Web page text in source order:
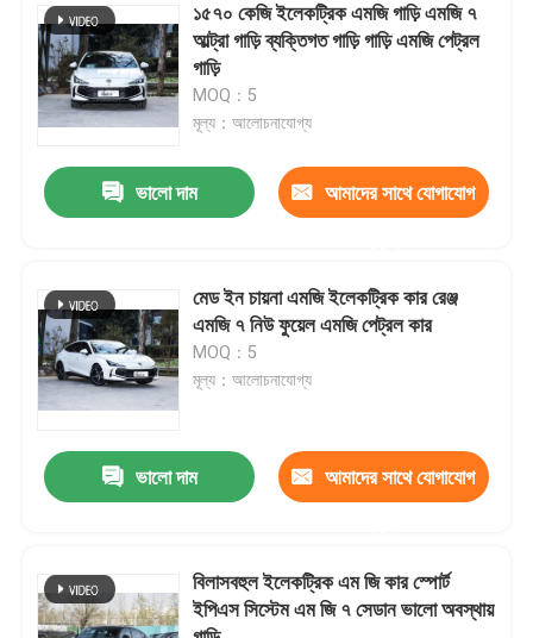
পণ্য
আমাদের সম্পর্কে
কারখানা ভ্রমণ
আমাদের সাথে যোগাযোগ করুন
খবর
উদ্ধৃতির জন্য আবেদন
পেট্রোলের গাড়ি
১৫৭০ কেজি ইলেকট্রিক এমজি গাড়ি এমজি ৭
আল্ট্রা গাড়ি ব্যক্তিগত গাড়ি গাড়ি এমজি পেট্রল
গাড়ি
MOQ：5
মূল্য：আলোচনাযোগ্য
ভালো দাম আমাদের সাথে যোগাযোগ
মেড ইন চায়না এমজি ইলেকট্রিক কার রেঞ্জ
এমজি ৭ নিউ ফুয়েল এমজি পেট্রল কার
MOQ：5
মূল্য：আলোচনাযোগ্য
ভালো দাম আমাদের সাথে যোগাযোগ
বিলাসবহুল ইলেকট্রিক এম জি কার স্পোর্ট
ইপিএস সিস্টেম এম জি ৭ সেডান ভালো অবস্থায়